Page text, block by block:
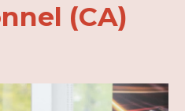
(CA)